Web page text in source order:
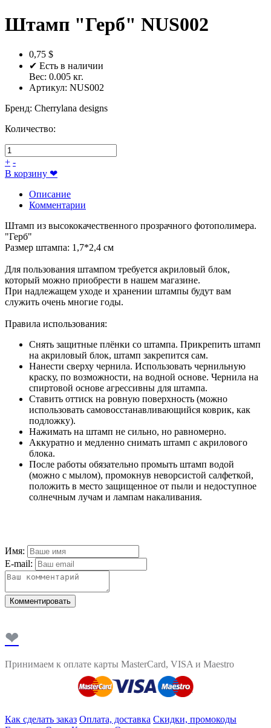
Штамп "Герб" NUS002
0,75 $
✔ Есть в наличии
Вес: 0.005 кг.
Артикул: NUS002
Бренд: Cherrylana designs
Количество:
+ -
В корзину ❤
Описание
Комментарии
Штамп из высококачественного прозрачного фотополимера.
"Герб"
Размер штампа: 1,7*2,4 см
Для пользования штампом требуется акриловый блок,
который можно приобрести в нашем магазине.
При надлежащем уходе и хранении штампы будут вам
служить очень многие годы.
Правила использования:
Снять защитные плёнки со штампа. Прикрепить штамп
на акриловый блок, штамп закрепится сам.
Нанести сверху чернила. Использовать чернильную
краску, по возможности, на водной основе. Чернила на
спиртовой основе агрессивны для штампа.
Ставить оттиск на ровную поверхность (можно
использовать самовосстанавливающийся коврик, как
подложку).
Нажимать на штамп не сильно, но равномерно.
Аккуратно и медленно снимать штамп с акрилового
блока.
После работы обязательно промыть штамп водой
(можно с мылом), промокнув неворсистой салфеткой,
положить в место защищенное от пыли и недоступное
солнечным лучам и лампам накаливания.
Имя:
E-mail:
Комментировать
❤
Принимаем к оплате карты MasterCard, VISA и Maestro
Как сделать заказ Оплата, доставка Скидки, промокоды